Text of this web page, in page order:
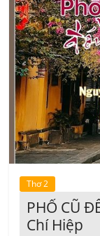
Thơ 2
PHỐ CŨ
Chí Hiệp